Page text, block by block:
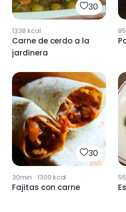
30
1338 kcal
Carne de cerdo a la
jardinera
30
30min · 1300 kcal
Fajitas con carne